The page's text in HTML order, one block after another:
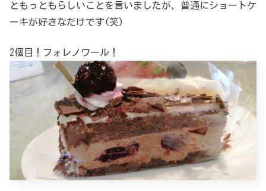
ともっともらしいことを言いましたが、普通にショートケ
ーキが好きなだけです(笑)
2個目！フォレノワール！